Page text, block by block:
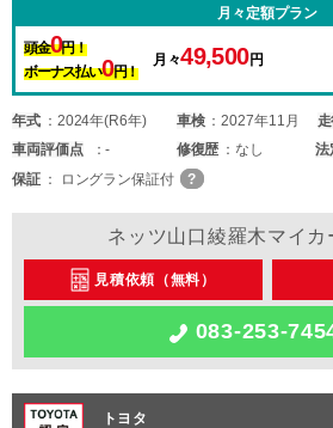
月々定額プラン
頭金0円！
ボーナス払い0円！
月々49,500円
年式 2024年(R6年) 車検 2027年11月
車両評価点 - 修復歴 なし 法
保証
ロングラン保証付
ネッツ山口綾羅木マイカ
見積依頼（無料）
083-253-
トヨタ